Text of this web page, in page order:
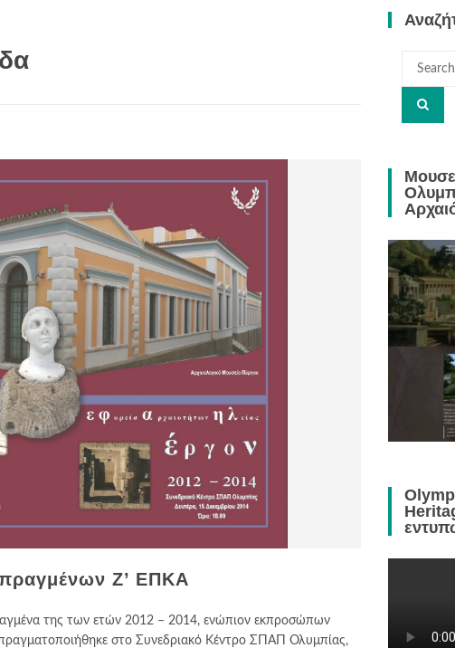
Ζ’ ΕΠΚΑ
της των ετών 2012 – 2014, ενώπιον εκπροσώπων
στο Συνεδριακό Κέντρο ΣΠΑΠ Ολυμπίας,
Search